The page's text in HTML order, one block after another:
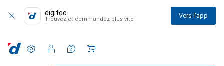
digitec
Trouvez et commandez plus vite Vers l'app
Paramètres
Compte client
Listes de comparaison
Listes d'envies
Panier